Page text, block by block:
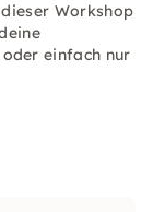
Workshop
einfach nur